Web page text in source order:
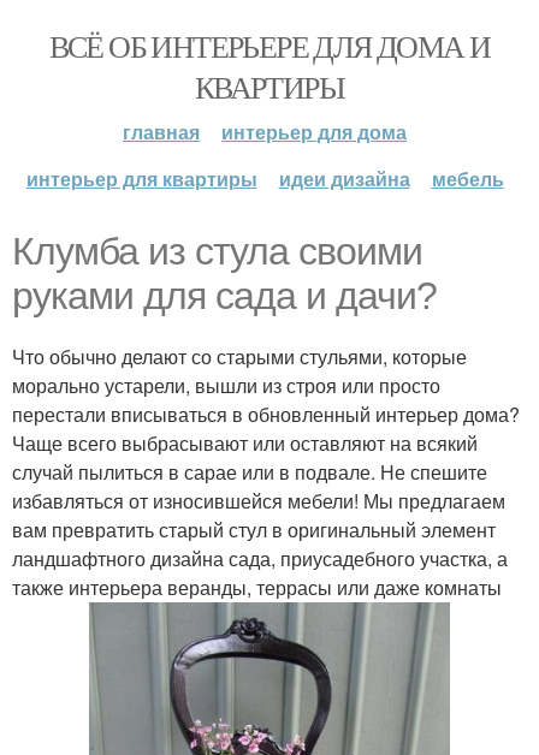
ВСЁ ОБ ИНТЕРЬЕРЕ ДЛЯ ДОМА И
КВАРТИРЫ
главная
интерьер для дома
интерьер для квартиры
идеи дизайна мебель
Клумба из стула своими
руками для сада и дачи?
Что обычно делают со старыми стульями, которые
морально устарели, вышли из строя или просто
перестали вписываться в обновленный интерьер дома?
Чаще всего выбрасывают или оставляют на всякий
случай пылиться в сарае или в подвале. Не спешите
избавляться от износившейся мебели! Мы предлагаем
вам превратить старый стул в оригинальный элемент
ландшафтного дизайна сада, приусадебного участка, а
также интерьера веранды, террасы или даже комнаты